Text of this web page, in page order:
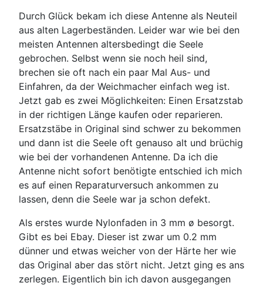
Durch Glück bekam ich diese Antenne als Neuteil
aus alten Lagerbeständen. Leider war wie bei den
meisten Antennen altersbedingt die Seele
gebrochen. Selbst wenn sie noch heil sind,
brechen sie oft nach ein paar Mal Aus- und
Einfahren, da der Weichmacher einfach weg ist.
Jetzt gab es zwei Möglichkeiten: Einen Ersatzstab
in der richtigen Länge kaufen oder reparieren.
Ersatzstäbe in Original sind schwer zu bekommen
und dann ist die Seele oft genauso alt und brüchig
wie bei der vorhandenen Antenne. Da ich die
Antenne nicht sofort benötigte entschied ich mich
es auf einen Reparaturversuch ankommen zu
lassen, denn die Seele war ja schon defekt.
Als erstes wurde Nylonfaden in 3 mm ø besorgt.
Gibt es bei Ebay. Dieser ist zwar um 0.2 mm
dünner und etwas weicher von der Härte her wie
das Original aber das stört nicht. Jetzt ging es ans
zerlegen. Eigentlich bin ich davon ausgegangen